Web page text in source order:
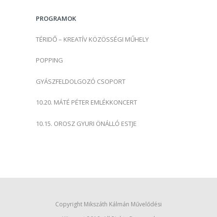
:PROGRAMOK
TÉRIDŐ – KREATÍV KÖZÖSSÉGI MŰHELY
POPPING
GYÁSZFELDOLGOZÓ CSOPORT
10.20. MÁTÉ PÉTER EMLÉKKONCERT
10.15. OROSZ GYURI ÖNÁLLÓ ESTJE
Copyright Mikszáth Kálmán Művelődési